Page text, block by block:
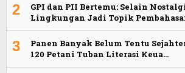
2
GPI dan PII Bertemu: Selain
Lingkungan Jadi Topik
3
Panen Banyak Belum Tentu
120 Petani Tuban Literasi Keua…